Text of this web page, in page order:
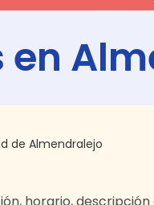
de Almendralejo